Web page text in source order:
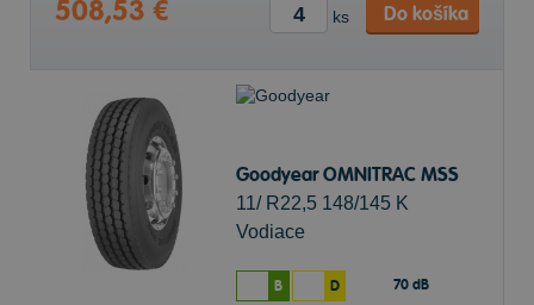
508,53 € ks Do košíka
Goodyear OMNITRAC MSS
11/ R22,5 148/145 K
Vodiace
B D 70 dB